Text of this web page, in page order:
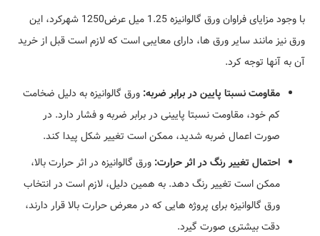
با وجود مزایای فراوان ورق گالوانیزه 1.25 میل عرض1250 شهرکرد، این
ورق نیز مانند سایر ورق ها، دارای معایبی است که لازم است قبل از خرید
آن به آنها توجه کرد.
مقاومت نسبتا پایین در برابر ضربه: ورق گالوانیزه به دلیل ضخامت
کم خود، مقاومت نسبتا پایینی در برابر ضربه و فشار دارد. در
صورت اعمال ضربه شدید، ممکن است تغییر شکل پیدا کند.
احتمال تغییر رنگ در اثر حرارت: ورق گالوانیزه در اثر حرارت بالا،
ممکن است تغییر رنگ دهد. به همین دلیل، لازم است در انتخاب
ورق گالوانیزه برای پروژه هایی که در معرض حرارت بالا قرار دارند،
دقت بیشتری صورت گیرد.